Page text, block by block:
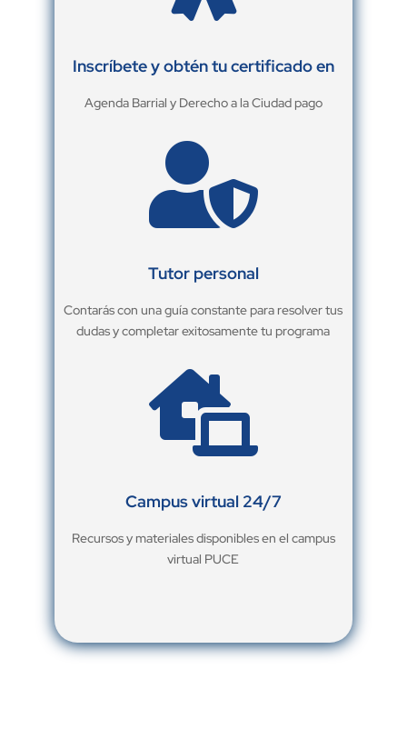
Inscríbete y obtén tu certificado en
Agenda Barrial y Derecho a la Ciudad pago

Tutor personal
Contarás con una guía constante para resolver tus
dudas y completar exitosamente tu programa

Campus virtual 24/7
Recursos y materiales disponibles en el campus
virtual PUCE